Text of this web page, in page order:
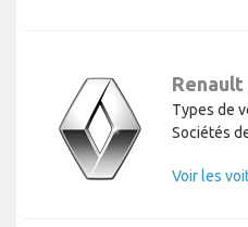
Types de
Sociétés
Voir les